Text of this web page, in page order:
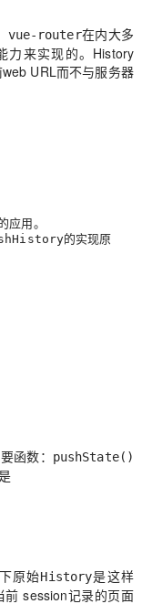
vue-router在内大多
力来实现的。History
URL而不与服务器
应用。
的实现原
函数： pushState()
原始History是这样
session记录的页面